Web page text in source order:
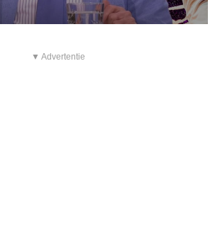
▼ Advertentie